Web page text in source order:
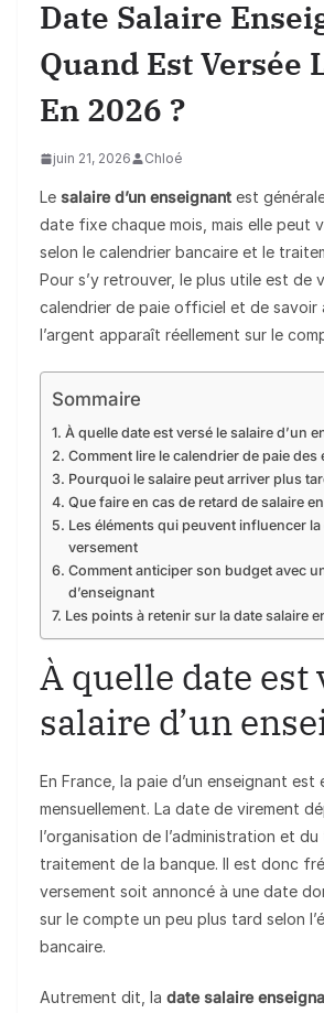
Date Salaire
Quand Est Versée
En 2026 ?
juin 21, 2026 Chloé
Le salaire d’un enseignant est
date fixe chaque mois, mais elle peut
selon le calendrier bancaire et le
Pour s’y retrouver, le plus utile est de
calendrier de paie officiel et de savoir
l’argent apparaît réellement sur le
Sommaire
À quelle date est versé le salaire d’un
Comment lire le calendrier de paie des
Pourquoi le salaire peut arriver plus
Que faire en cas de retard de salaire
Les éléments qui peuvent influencer la
versement
Comment anticiper son budget avec
d’enseignant
Les points à retenir sur la date salaire
À quelle date est
salaire d’un
En France, la paie d’un enseignant est
mensuellement. La date de virement
l’organisation de l’administration et
traitement de la banque. Il est donc
versement soit annoncé à une date
sur le compte un peu plus tard selon
bancaire.
Autrement dit, la date salaire